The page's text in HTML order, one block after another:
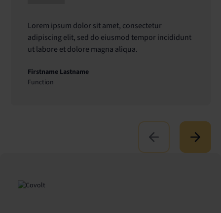
Lorem ipsum dolor sit amet, consectetur
adipiscing elit, sed do eiusmod tempor incididunt
ut labore et dolore magna aliqua.
Firstname Lastname
Function